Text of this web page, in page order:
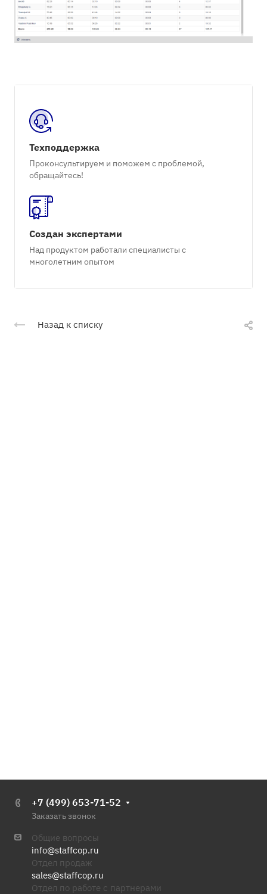
Техподдержка
Проконсультируем и поможем с проблемой,
обращайтесь!
Создан экспертами
Над продуктом работали специалисты с
многолетним опытом
Назад к списку
+7 (499) 653-71-52
Заказать звонок
Общие вопросы
info@staffcop.ru
Отдел продаж
sales@staffcop.ru
Отдел по работе с партнерами